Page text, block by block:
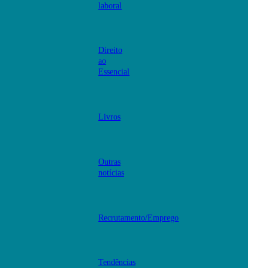
laboral
Direito
ao
Essencial
Livros
Outras
notícias
Recrutamento/Emprego
Tendências